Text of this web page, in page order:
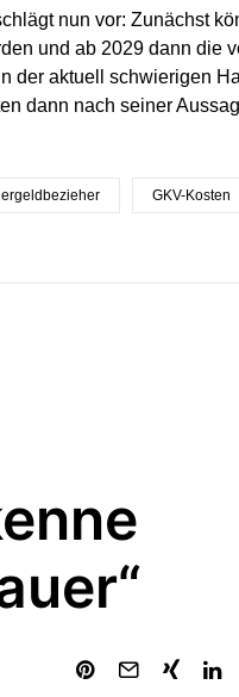
nun vor: Zunächst
und ab 2029 dann die
der aktuell schwierigen
dann nach seiner
GKV-Kosten